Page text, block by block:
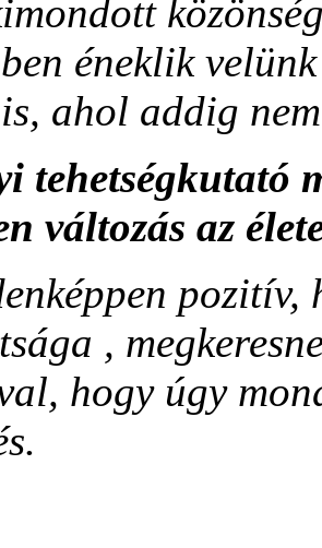
éneklik
ahol addig
tehetségkutató
változás az
,
hogy úgy